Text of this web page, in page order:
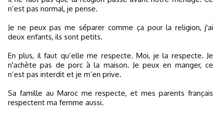
n’est pas normal, je pense.
Je ne peux pas me séparer comme ça pour la religion, j'ai
deux enfants, ils sont petits.
En plus, il faut qu’elle me respecte. Moi, je la respecte. Je
n'achète pas de porc à la maison. Je peux en manger, ce
n’est pas interdit et je m’en prive.
Sa famille au Maroc me respecte, et mes parents français
respectent ma femme aussi.